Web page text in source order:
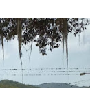
en plan
punto de cruz
del